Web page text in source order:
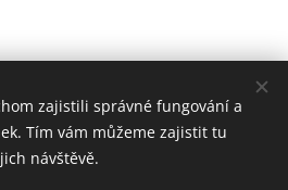
zajistili správné fungování a
Tím vám můžeme zajistit tu
návštěvě.